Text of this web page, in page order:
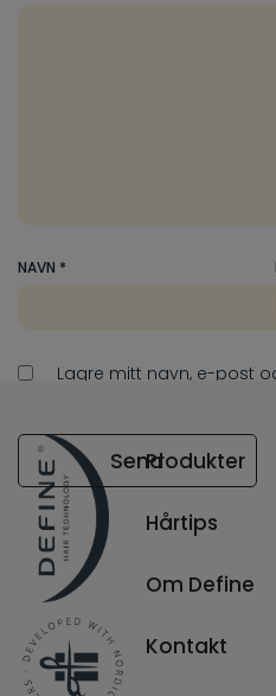
Din e-postadresse vil ikke bli
Obligatoriske felt er merket
NAVN *
Lagre mitt navn, e-post
SendProdukter
Hårtips
Om Define
Kontakt